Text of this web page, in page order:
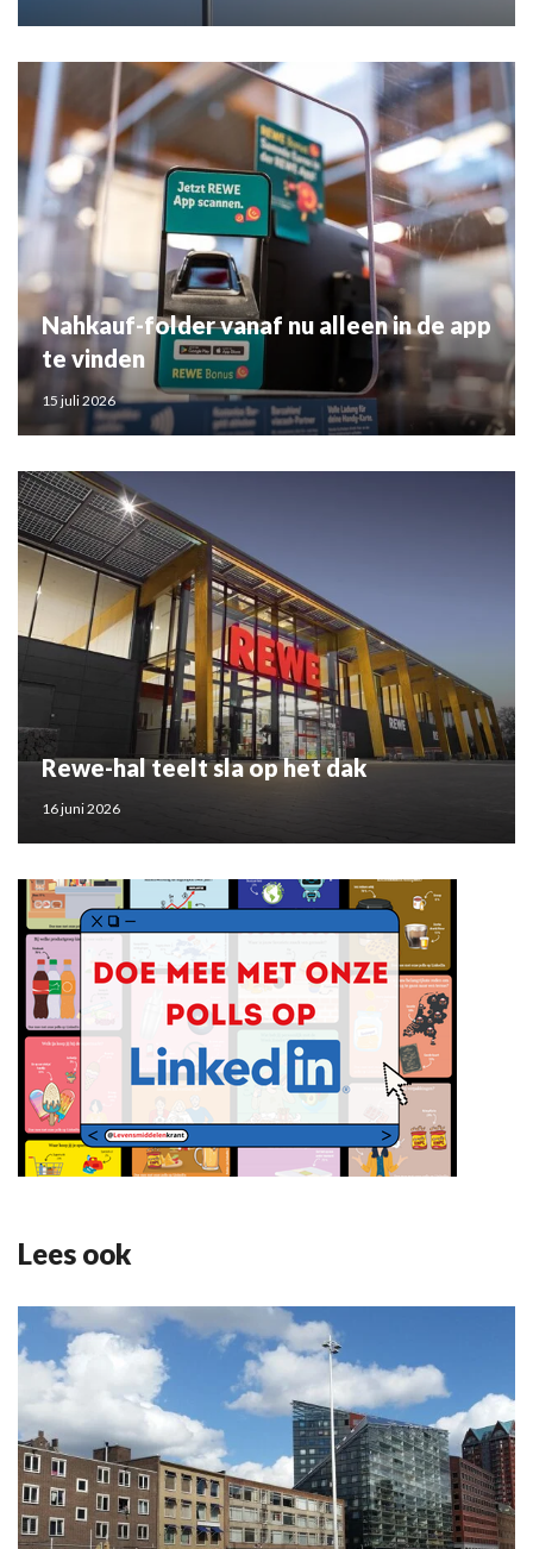
Nahkauf-folder vanaf nu alleen in de app
te vinden
15 juli 2026
Rewe-hal teelt sla op het dak
16 juni 2026
Lees ook